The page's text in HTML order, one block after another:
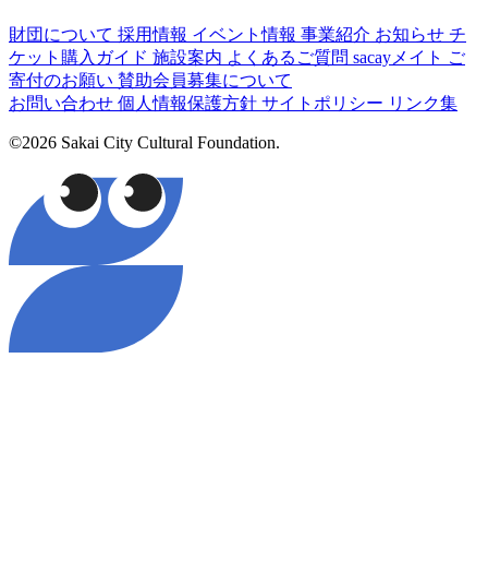
財団について 採用情報 イベント情報 事業紹介 お知らせ チ
ケット購入ガイド 施設案内 よくあるご質問 sacayメイト ご
寄付のお願い 賛助会員募集について
お問い合わせ 個人情報保護方針 サイトポリシー リンク集
©2026 Sakai City Cultural Foundation.